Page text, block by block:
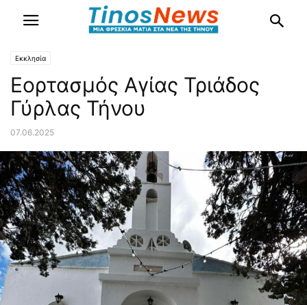
Εκκλησία
Εορτασμός Αγίας Τριάδος
Γύρλας Τήνου
07.06.2025